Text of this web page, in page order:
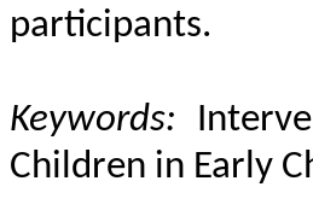
participants.
Keywords:
Children in Early